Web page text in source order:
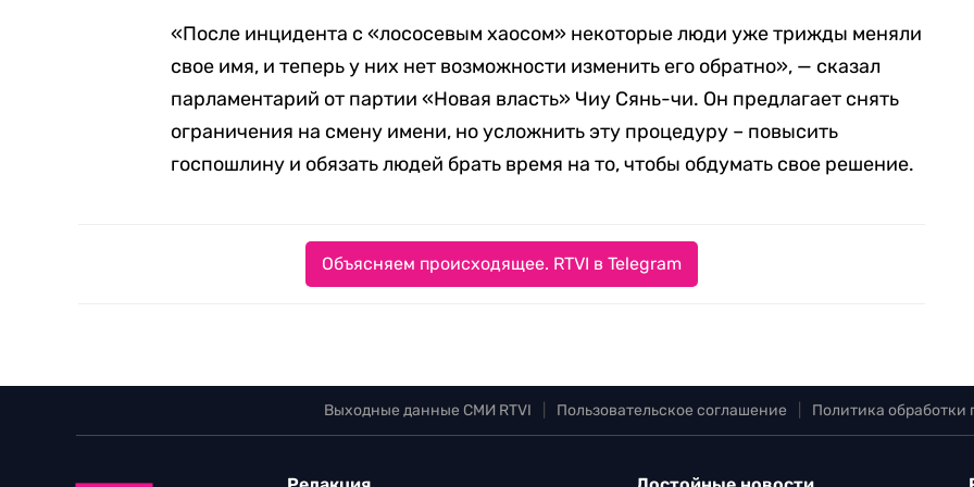
«После инцидента с «лососевым хаосом» некоторые люди уже трижды меняли
свое имя, и теперь у них нет возможности изменить его обратно», — сказал
парламентарий от партии «Новая власть» Чиу Сянь-чи. Он предлагает снять
ограничения на смену имени, но усложнить эту процедуру – повысить
госпошлину и обязать людей брать время на то, чтобы обдумать свое решение.
Объясняем происходящее. RTVI в Telegram
Выходные данные СМИ RTVI Пользовательское соглашение Политика